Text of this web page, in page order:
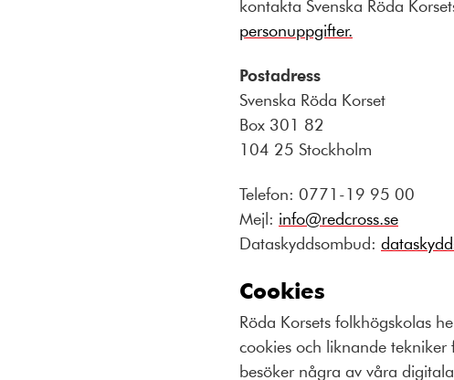
kontakta Svenska Röda
personuppgifter.
Postadress
Svenska Röda Korset
Box 301 82
104 25 Stockholm
Telefon: 0771-19 95 00
Mejl: info@redcross.se
Dataskyddsombud:
Cookies
Röda Korsets folkhögskolas
cookies och liknande
besöker några av våra